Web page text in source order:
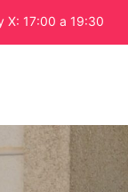
X: 17:00 a 19:30